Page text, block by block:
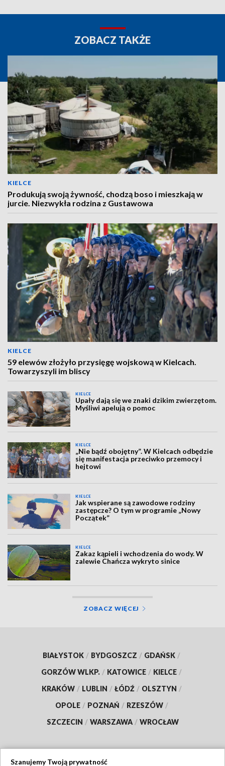
ZOBACZ TAKŻE
KIELCE
Produkują swoją żywność, chodzą boso i mieszkają w
jurcie. Niezwykła rodzina z Gustawowa
KIELCE
59 elewów złożyło przysięgę wojskową w Kielcach.
Towarzyszyli im bliscy
KIELCE
Upały dają się we znaki dzikim zwierzętom.
Myśliwi apelują o pomoc
KIELCE
„Nie bądź obojętny”. W Kielcach odbędzie
się manifestacja przeciwko przemocy i
hejtowi
KIELCE
Jak wspierane są zawodowe rodziny
zastępcze? O tym w programie „Nowy
Początek”
KIELCE
Zakaz kąpieli i wchodzenia do wody. W
zalewie Chańcza wykryto sinice
ZOBACZ WIĘCEJ
BIAŁYSTOK / BYDGOSZCZ / GDAŃSK /
GORZÓW WLKP. / KATOWICE / KIELCE /
KRAKÓW / LUBLIN / ŁÓDŹ / OLSZTYN /
OPOLE / POZNAŃ / RZESZÓW /
SZCZECIN / WARSZAWA / WROCŁAW
Szanujemy Twoją prywatność